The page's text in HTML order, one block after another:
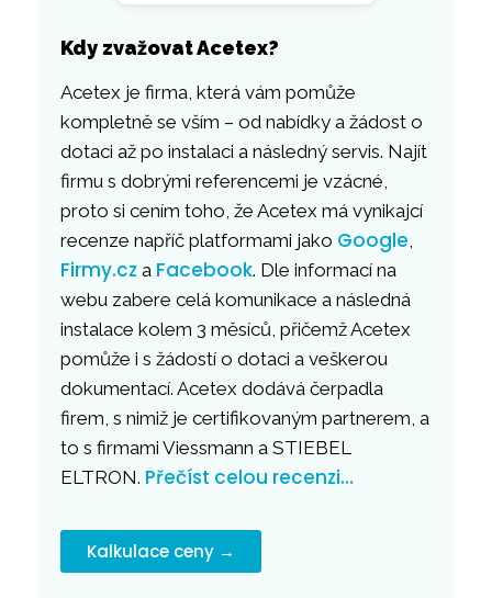
Kdy zvažovat Acetex?
Acetex je firma, která vám pomůže
kompletně se vším – od nabídky a žádost o
dotaci až po instalaci a následný servis. Najít
firmu s dobrými referencemi je vzácné,
proto si cením toho, že Acetex má vynikajcí
recenze napříč platformami jako Google
Firmy.cz a Facebook. Dle informací na
webu zabere celá komunikace a následná
instalace kolem 3 měsíců, přičemž Acetex
pomůže i s žádostí o dotaci a veškerou
dokumentací. Acetex dodává čerpadla
firem, s nimiž je certifikovaným partnerem, a
to s firmami Viessmann a STIEBEL
ELTRON. Přečíst celou recenzi…
Kalkulace ceny →